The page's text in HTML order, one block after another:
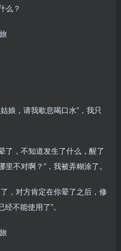
么？
娘，请我歇息喝口水”，我只
了，不知道发生了什么，醒了
不对啊？”，我被弄糊涂了。
，对方肯定在你晕了之后，修
不能使用了”。